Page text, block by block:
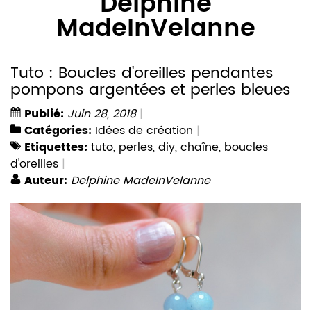
MadeInVelanne
Tuto : Boucles d'oreilles pendantes
pompons argentées et perles bleues
Publié: Juin 28, 2018
Catégories: Idées de création
Etiquettes: tuto, perles,diy,chaîne, boucles
d'oreilles
Auteur: Delphine MadeInVelanne